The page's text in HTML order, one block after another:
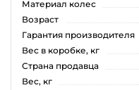
Материал колес
Возраст
Гарантия производителя
Вес в коробке, кг
Страна продавца
Вес, кг